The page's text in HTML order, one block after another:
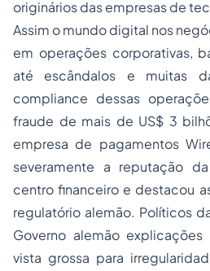
originários das empresas de
Assim o mundo digital nos
em operações corporativas,
até escândalos e muitas
compliance dessas
fraude de mais de US$ 3
empresa de pagamentos
severamente a reputação
centro financeiro e destacou
regulatório alemão. Políticos
Governo alemão
vista grossa para